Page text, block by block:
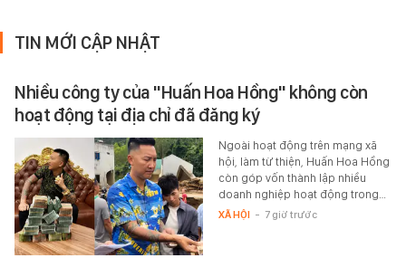
TIN MỚI CẬP NHẬT
Nhiều công ty của "Huấn Hoa Hồng" không còn
hoạt động tại địa chỉ đã đăng ký
Ngoài hoạt động trên mạng xã
hội, làm từ thiện, Huấn Hoa Hồng
còn góp vốn thành lập nhiều
doanh nghiệp hoạt động trong…
XÃ HỘI - 7 giờ trước